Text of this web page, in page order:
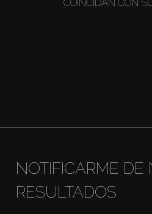
COINCIDAN CON
NOTIFICARME DE
RESULTADOS